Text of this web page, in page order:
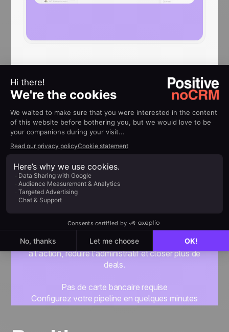
Concentrez-vous
sur la vente, pas
sur l'admin
noCRM est un outil de vente pensé pour passer
à l’action, réduire l’administratif et closer plus de
deals.
Pas de carte bancaire requise
Configurez votre pipeline en quelques minutes